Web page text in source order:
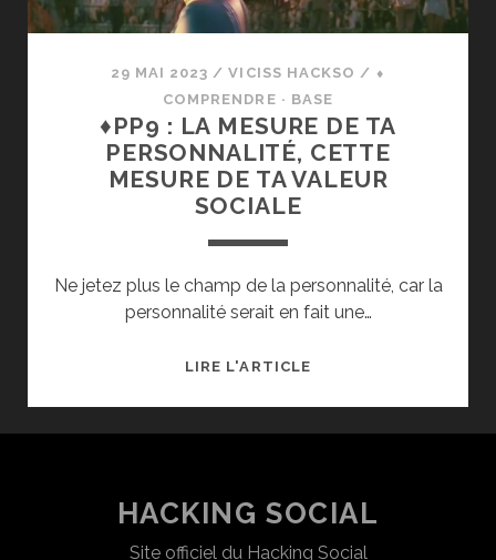
29 MAI 2023 /VICISS HACKSO / ⬧
COMPRENDRE · BASE
♦PP9 : LA MESURE DE TA
PERSONNALITÉ, CETTE
MESURE DE TA VALEUR
SOCIALE
Ne jetez plus le champ de la personnalité, car la
personnalité serait en fait une…
LIRE L'ARTICLE♦PP9
PERSONNALITÉ,
CETTE
HACKING SOCIAL
Site officiel du Hacking Social